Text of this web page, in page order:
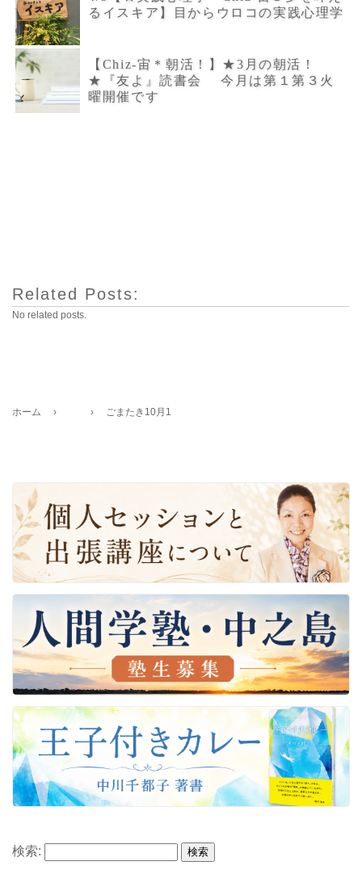
るイスキア】目からウロコの実践心理学
【Chiz-宙＊朝活！】★3月の朝活！
★『友よ』読書会 今月は第１第３火
曜開催です
Related Posts:
No related posts.
ホーム › › ごまたき10月1
検索: